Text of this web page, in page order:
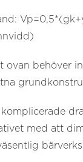
ovan behöver
med att